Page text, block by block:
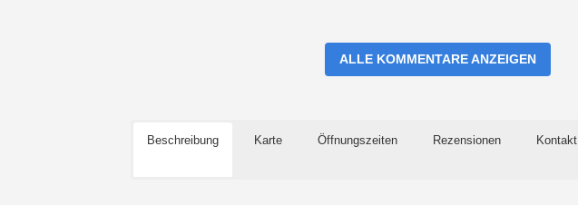
ALLE KOMMENTARE ANZEIGEN
Beschreibung Karte Öffnungszeiten Rezensionen Kontakt